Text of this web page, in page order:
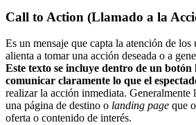
Call to Action (Llamado a la
Es un mensaje que capta la atención de los
alienta a tomar una acción deseada o a
Este texto se incluye dentro de un
comunicar claramente lo que el
realizar la acción inmediata. Generalmente
una página de destino o landing page que
oferta o contenido de interés.